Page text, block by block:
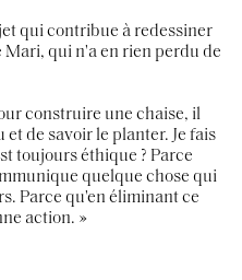
qui contribue à redessiner
Mari, qui n'a en rien perdu de
construire une chaise, il
de savoir le planter. Je fais
toujours éthique ? Parce
quelque chose qui
Parce qu'en éliminant ce
action. »